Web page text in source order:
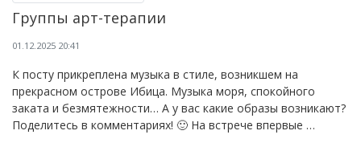
Группы арт-терапии
01.12.2025 20:41
К посту прикреплена музыка в стиле, возникшем на
прекрасном острове Ибица. Музыка моря, спокойного
заката и безмятежности… А у вас какие образы возникают?
Поделитесь в комментариях! 🙂 На встрече впервые …